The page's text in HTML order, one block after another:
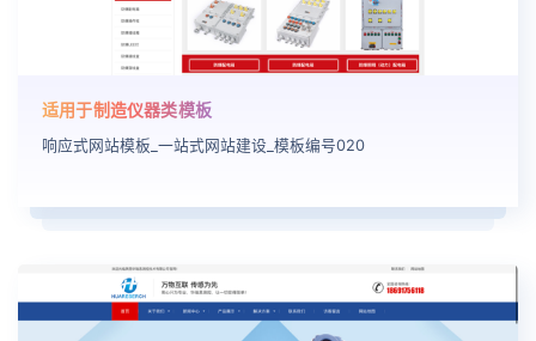
适用于制造仪器类模板
响应式网站模板_一站式网站建设_模板编号020